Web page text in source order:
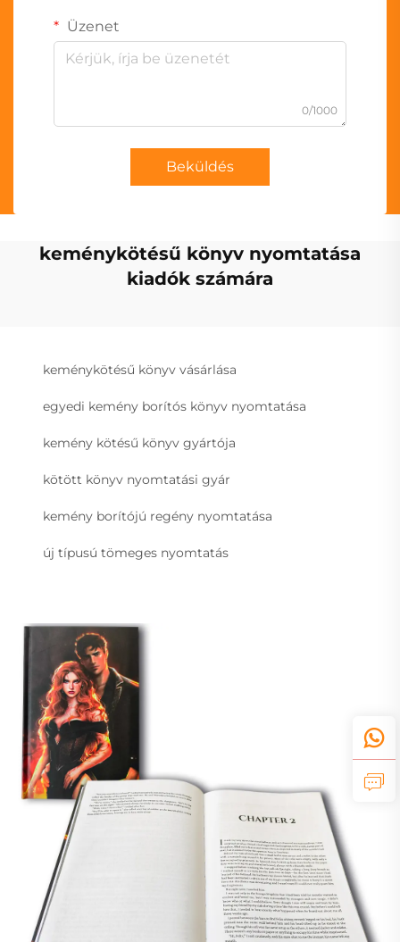
Üzenet
0/1000
Beküldés
keménykötésű könyv nyomtatása
kiadók számára
keménykötésű könyv vásárlása
egyedi kemény borítós könyv nyomtatása
kemény kötésű könyv gyártója
kötött könyv nyomtatási gyár
kemény borítójú regény nyomtatása
új típusú tömeges nyomtatás